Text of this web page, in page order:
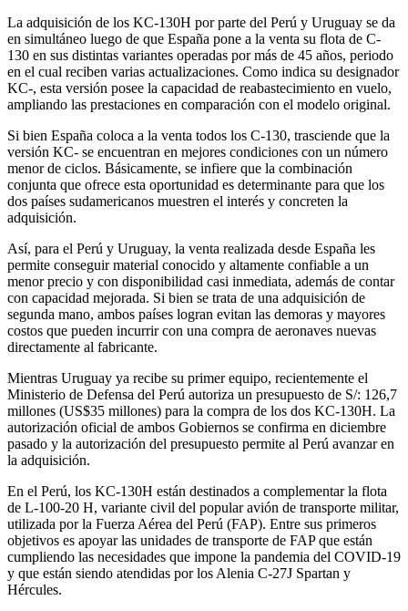
La adquisición de los KC-130H por parte del Perú y Uruguay se da
en simultáneo luego de que España pone a la venta su flota de C-
130 en sus distintas variantes operadas por más de 45 años, periodo
en el cual reciben varias actualizaciones. Como indica su designador
KC-, esta versión posee la capacidad de reabastecimiento en vuelo,
ampliando las prestaciones en comparación con el modelo original.
Si bien España coloca a la venta todos los C-130, trasciende que la
versión KC- se encuentran en mejores condiciones con un número
menor de ciclos. Básicamente, se infiere que la combinación
conjunta que ofrece esta oportunidad es determinante para que los
dos países sudamericanos muestren el interés y concreten la
adquisición.
Así, para el Perú y Uruguay, la venta realizada desde España les
permite conseguir material conocido y altamente confiable a un
menor precio y con disponibilidad casi inmediata, además de contar
con capacidad mejorada. Si bien se trata de una adquisición de
segunda mano, ambos países logran evitan las demoras y mayores
costos que pueden incurrir con una compra de aeronaves nuevas
directamente al fabricante.
Mientras Uruguay ya recibe su primer equipo, recientemente el
Ministerio de Defensa del Perú autoriza un presupuesto de S/: 126,7
millones (US$35 millones) para la compra de los dos KC-130H. La
autorización oficial de ambos Gobiernos se confirma en diciembre
pasado y la autorización del presupuesto permite al Perú avanzar en
la adquisición.
En el Perú, los KC-130H están destinados a complementar la flota
de L-100-20 H, variante civil del popular avión de transporte militar,
utilizada por la Fuerza Aérea del Perú (FAP). Entre sus primeros
objetivos es apoyar las unidades de transporte de FAP que están
cumpliendo las necesidades que impone la pandemia del COVID-19
y que están siendo atendidas por los Alenia C-27J Spartan y
Hércules.